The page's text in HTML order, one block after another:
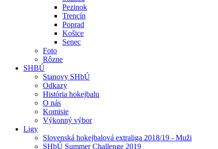
Pezinok
Trencín
Poprad
Košice
Senec
Foto
Rôzne
SHBÚ
Stanovy SHbÚ
Odkazy
História hokejbalu
O nás
Komisie
Výkonný výbor
Ligy
Slovenská hokejbalová extraliga 2018/19 - Muži
SHbÚ Summer Challenge 2019